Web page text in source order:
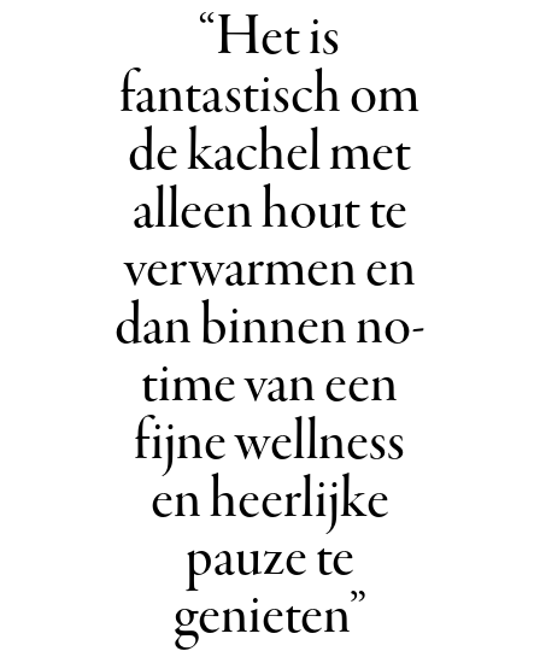
Het is
fantastisch om
de kachel met
alleen hout te
verwarmen en
dan binnen no-
time van een
fijne wellness
en heerlijke
pauze te
genieten